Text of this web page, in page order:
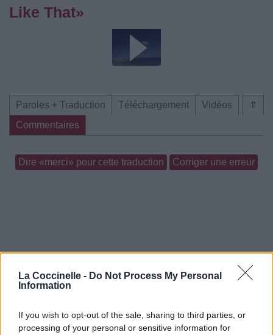
La Coccinelle - Do Not Process My Personal
Information
If you wish to opt-out of the sale, sharing to third parties, or
processing of your personal or sensitive information for
Like That»
⇑
Paroles + Traduction Téléchargement
Vidéos
Commentaires
Dire «merci» pour cette traduction Corriger une erreur